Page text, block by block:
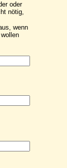
oder
nötig,
wenn